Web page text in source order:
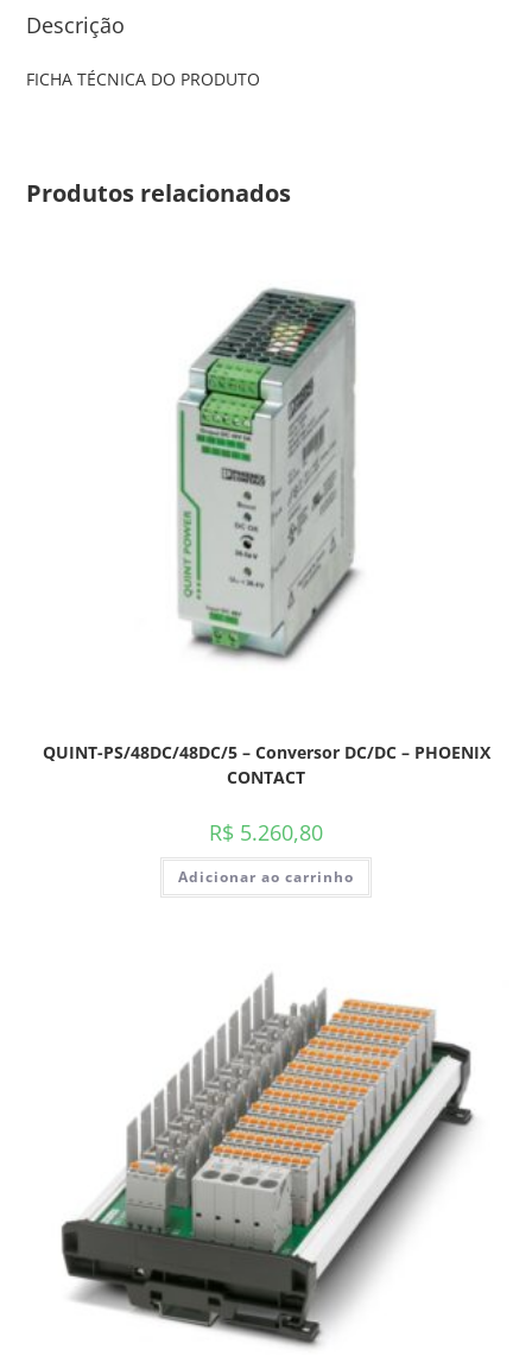
Descrição
FICHA TÉCNICA DO PRODUTO
Produtos relacionados
QUINT-PS/48DC/48DC/5 – Conversor DC/DC – PHOENIX
CONTACT
R$ 5.260,80
Adicionar ao carrinho